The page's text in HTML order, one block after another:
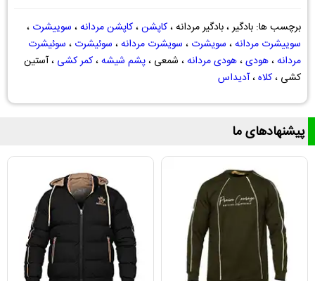
برچسب ها: بادگیر ، بادگیر مردانه ،کاپشن،کاپشن مردانه، سوییشرت ،
سوییشرت مردانه، سویشرت ، سویشرت مردانه، سوئیشرت ، سوئیشرت
مردانه،هودی،هودی مردانه، شمعی ،پشم شیشه،کمر کشی ، آستین
کشی ،کلاه،آدیداس
پیشنهادهای ما